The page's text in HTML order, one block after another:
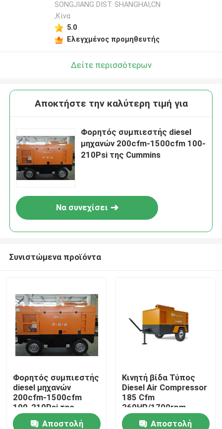
Σπίτι
SONGJIANG DIST. SHANGHAI,CN
,Κίνα
5.0
Ελεγχμένος προμηθευτής
Δείτε περισσότερων
Αποκτήστε την καλύτερη τιμή για
Φορητός συμπιεστής diesel
μηχανών 200cfm-1500cfm 100-
210Psi της Cummins
Να συνεχίσει
Συνιστώμενα προϊόντα
Φορητός συμπιεστής
diesel μηχανών
200cfm-1500cfm
100-210Psi της
Cummins
Αποστολή
Κινητή βίδα Τύπος
Diesel Air Compressor
185 Cfm
260HP/1700rpm
Αποστολή